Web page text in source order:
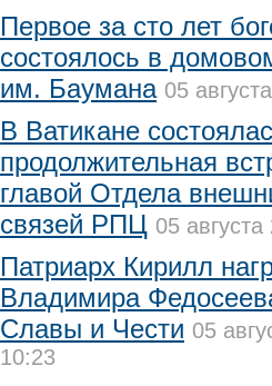
Первое за сто лет
состоялось в
им. Баумана 05
В Ватикане
продолжительная
главой Отдела
связей РПЦ 05
Патриарх Кирилл
Владимира
Славы и Чести 05
10:23